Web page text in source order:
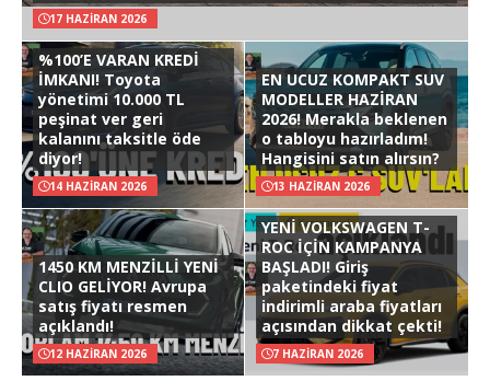
17 HAZIRAN 2026
%100’E VARAN KREDİ
İMKANI! Toyota
yönetimi 10.000 TL
peşinat ver geri
kalanını taksitle öde
diyor!
14 HAZIRAN 2026
EN UCUZ KOMPAKT SUV
MODELLER HAZİRAN
2026! Merakla beklenen
o tabloyu hazırladım!
Hangisini satın alırsın?
13 HAZIRAN 2026
1450 KM MENZİLLİ YENİ
CLIO GELİYOR! Avrupa
satış fiyatı resmen
açıklandı!
12 HAZIRAN 2026
YENİ VOLKSWAGEN T-
ROC İÇİN KAMPANYA
BAŞLADI! Giriş
paketindeki fiyat
indirimli araba fiyatları
açısından dikkat çekti!
7 HAZIRAN 2026